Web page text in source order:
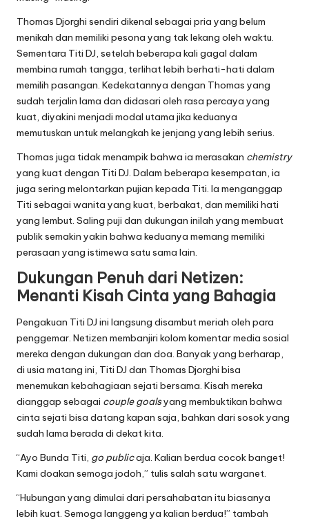
Thomas Djorghi sendiri dikenal sebagai pria yang belum
menikah dan memiliki pesona yang tak lekang oleh waktu.
Sementara Titi DJ, setelah beberapa kali gagal dalam
membina rumah tangga, terlihat lebih berhati-hati dalam
memilih pasangan. Kedekatannya dengan Thomas yang
sudah terjalin lama dan didasari oleh rasa percaya yang
kuat, diyakini menjadi modal utama jika keduanya
memutuskan untuk melangkah ke jenjang yang lebih serius.
Thomas juga tidak menampik bahwa ia merasakan chemistry
yang kuat dengan Titi DJ. Dalam beberapa kesempatan, ia
juga sering melontarkan pujian kepada Titi. Ia menganggap
Titi sebagai wanita yang kuat, berbakat, dan memiliki hati
yang lembut. Saling puji dan dukungan inilah yang membuat
publik semakin yakin bahwa keduanya memang memiliki
perasaan yang istimewa satu sama lain.
Dukungan Penuh dari Netizen:
Menanti Kisah Cinta yang Bahagia
Pengakuan Titi DJ ini langsung disambut meriah oleh para
penggemar. Netizen membanjiri kolom komentar media sosial
mereka dengan dukungan dan doa. Banyak yang berharap,
di usia matang ini, Titi DJ dan Thomas Djorghi bisa
menemukan kebahagiaan sejati bersama. Kisah mereka
dianggap sebagai couple goalsyang membuktikan bahwa
cinta sejati bisa datang kapan saja, bahkan dari sosok yang
sudah lama berada di dekat kita.
“Ayo Bunda Titi, go publicaja. Kalian berdua cocok banget!
Kami doakan semoga jodoh,” tulis salah satu warganet.
“Hubungan yang dimulai dari persahabatan itu biasanya
lebih kuat. Semoga langgeng ya kalian berdua!” tambah